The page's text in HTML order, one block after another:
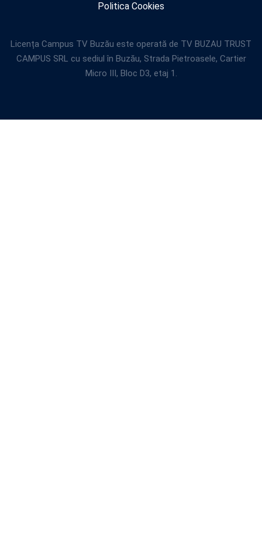
Politica Cookies
Licența Campus TV Buzău este operată de TV BUZAU TRUST
CAMPUS SRL cu sediul în Buzău, Strada Pietroasele, Cartier
Micro III, Bloc D3, etaj 1.